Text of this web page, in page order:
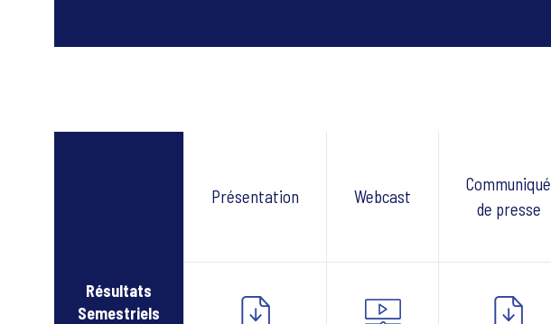
Présentation Webcast
Communiqué
de presse
Résultats
Semestriels